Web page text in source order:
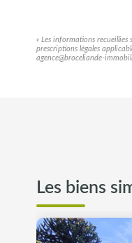
« Les informations
prescriptions légales
agence@broceliande-
Les biens